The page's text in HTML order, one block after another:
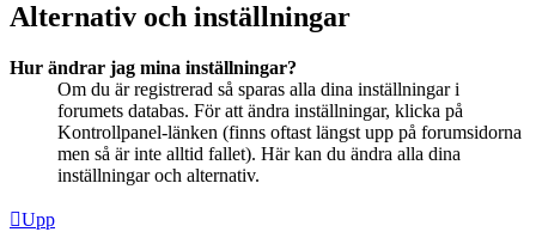
Alternativ och inställningar
Hur ändrar jag mina inställningar?
Om du är registrerad så sparas alla dina inställningar i
forumets databas. För att ändra inställningar, klicka på
Kontrollpanel-länken (finns oftast längst upp på forumsidorna
men så är inte alltid fallet). Här kan du ändra alla dina
inställningar och alternativ.
Upp